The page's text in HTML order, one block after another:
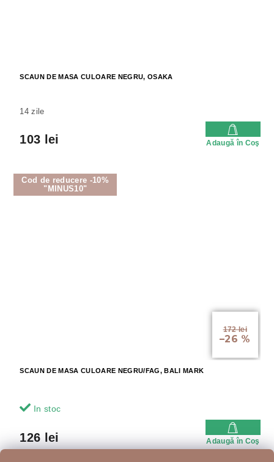
SCAUN DE MASA CULOARE NEGRU, OSAKA
14 zile
103 lei Adaugă în Coş
Cod de reducere -10%
"MINUS10"
172 lei
–26 %
SCAUN DE MASA CULOARE NEGRU/FAG, BALI MARK
In stoc
126 lei Adaugă în Coş